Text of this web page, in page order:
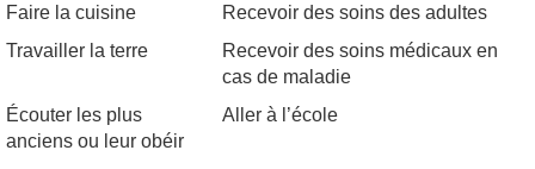
Faire la cuisine
Recevoir des soins des adultes
Travailler la terre
Recevoir des soins médicaux en
cas de maladie
Écouter les plus
anciens ou leur obéir
Aller à l’école